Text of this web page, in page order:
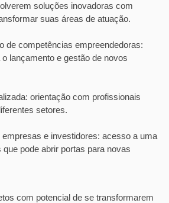
soluções inovadoras com
suas áreas de atuação.
de competências empreendedoras:
lançamento e gestão de novos
orientação com profissionais
setores.
e investidores: acesso a uma
que pode abrir portas para novas
com potencial de se transformarem